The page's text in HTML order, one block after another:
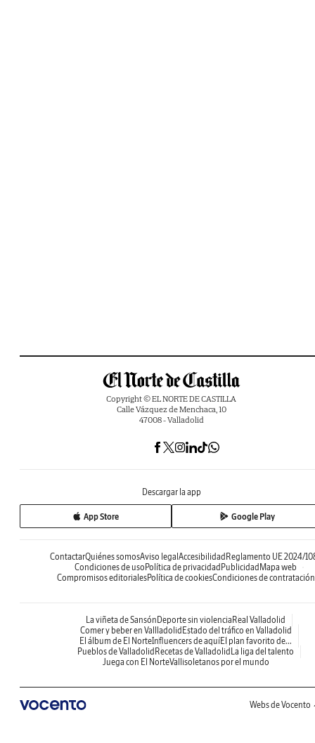
Copyright © EL NORTE DE CASTILLA
Calle Vázquez de Menchaca, 10
47008 - Valladolid
Descargar la app
App Store Google Play
ContactarQuiénes somosAviso legal Accesibilidad Reglamento UE 2024/
Condiciones de uso Política de privacidad Publicidad Mapa web
Compromisos editorialesPolítica de cookiesCondiciones de contratación
La viñeta de Sansón Deporte sin violencia Real Valladolid
Comer y beber en Vallladolid Estado del tráfico en Valladolid
El álbum de El NorteInfluencers de aquíEl plan favorito de...
Pueblos de Valladolid Recetas de Valladolid La liga del talento
Juega con El NorteVallisoletanos por el mundo
Webs de Vocento